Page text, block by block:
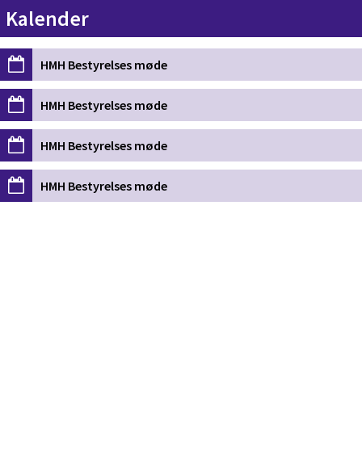
Kalender
HMH Bestyrelses møde
HMH Bestyrelses møde
HMH Bestyrelses møde
HMH Bestyrelses møde